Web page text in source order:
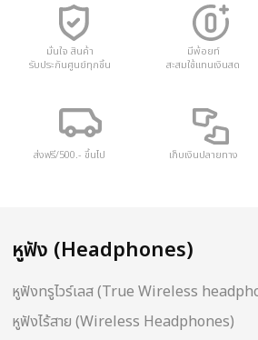
มั่นใจ สินค้า
รับประกันศูนย์ทุกชิ้น
มีพ้อยท์
สะสมใช้แทนเงินสด
ส่งฟรี/500.- ขึ้นไป เก็บเงินปลายทาง
หูฟัง (Headphones)
หูฟังทรูไวร์เลส (True Wireless
หูฟังไร้สาย (Wireless Headphones)